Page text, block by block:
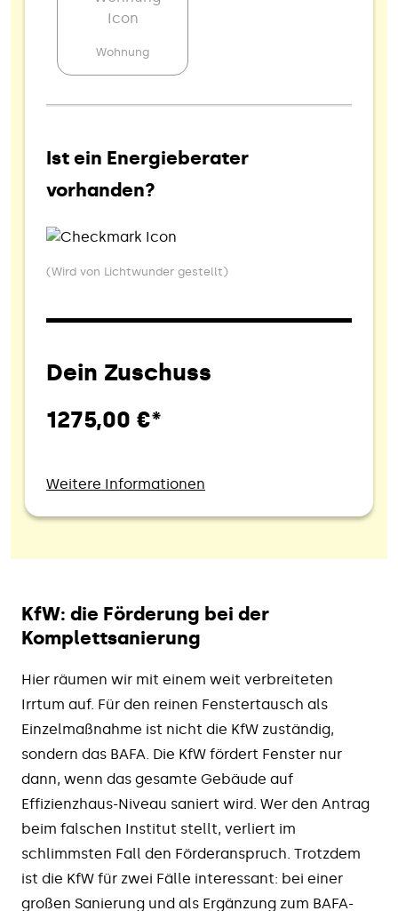
Wohnung
Ist ein Energieberater
vorhanden?
(Wird von Lichtwunder gestellt)
Dein Zuschuss
1275,00 €*
Weitere Informationen
KfW: die Förderung bei der
Komplettsanierung
Hier räumen wir mit einem weit verbreiteten
Irrtum auf. Für den reinen Fenstertausch als
Einzelmaßnahme ist nicht die KfW zuständig,
sondern das BAFA. Die KfW fördert Fenster nur
dann, wenn das gesamte Gebäude auf
Effizienzhaus-Niveau saniert wird. Wer den Antrag
beim falschen Institut stellt, verliert im
schlimmsten Fall den Förderanspruch. Trotzdem
ist die KfW für zwei Fälle interessant: bei einer
großen Sanierung und als Ergänzung zum BAFA-